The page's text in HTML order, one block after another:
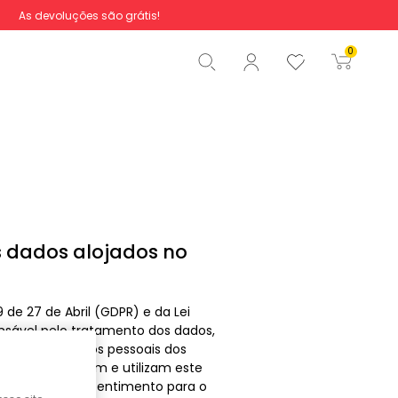
As devoluções são grátis!
0
Total 0,00 €
Iniciar ordem
dados alojados no
27 de Abril (GDPR) e da Lei
pelo tratamento dos dados,
dos dados pessoais dos
acedem e utilizam este
o seu consentimento para o